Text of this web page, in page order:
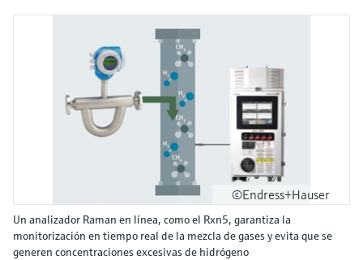
©Endress+Hauser
Un analizador Raman en línea, como el Rxn5, garantiza la
monitorización en tiempo real de la mezcla de gases y evita que se
generen concentraciones excesivas de hidrógeno